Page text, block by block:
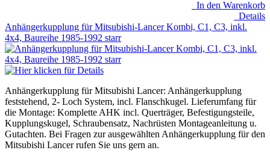
In den Warenkorb
Details
Anhängerkupplung für Mitsubishi-Lancer Kombi, C1, C3, inkl.
4x4, Baureihe 1985-1992 starr
Anhängerkupplung für Mitsubishi Lancer: Anhängerkupplung
feststehend, 2- Loch System, incl. Flanschkugel. Lieferumfang für
die Montage: Komplette AHK incl. Querträger, Befestigungsteile,
Kupplungskugel, Schraubensatz, Nachrüsten Montageanleitung u.
Gutachten. Bei Fragen zur ausgewählten Anhängerkupplung für den
Mitsubishi Lancer rufen Sie uns gern an.